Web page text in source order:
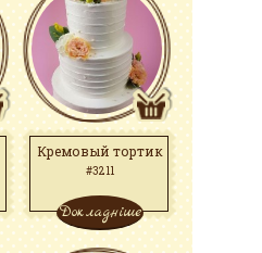
Кремовый тортик
#3211
Докладніше